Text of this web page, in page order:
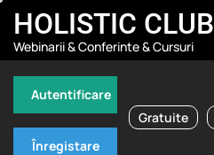
Skip
the
content
HOLISTIC CLUB
Webinarii & Conferinte & Cursuri
Autentificare
Înregistare
Gratuite